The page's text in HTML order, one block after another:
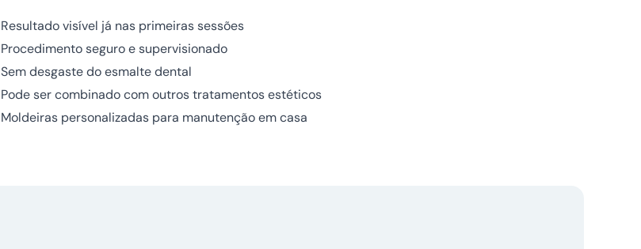
Resultado visível já nas primeiras sessões
Procedimento seguro e supervisionado
Sem desgaste do esmalte dental
Pode ser combinado com outros tratamentos estéticos
Moldeiras personalizadas para manutenção em casa